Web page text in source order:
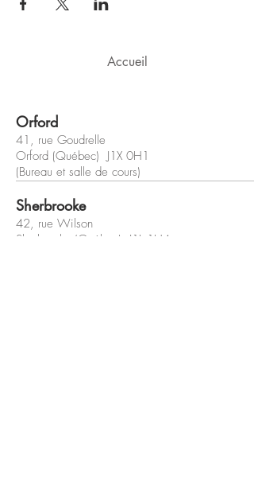
Accueil
Orford
41, rue Goudrelle
Orford (Québec) J1X 0H1
(Bureau et salle de cours)
Sherbrooke
42, rue Wilson
Sherbrooke (Québec) J1L 1H4